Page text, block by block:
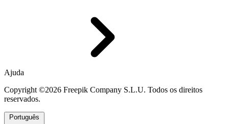
Ajuda
Copyright ©2026 Freepik Company S.L.U. Todos os direitos
reservados.
Português